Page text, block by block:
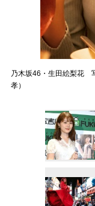
乃木坂46・生田絵梨花
孝）